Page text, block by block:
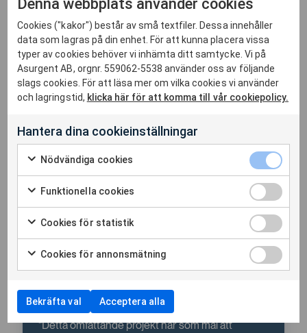
NCAB och Asurgent: Global
högteknologisk tillverkning
Som global tillverkare av högteknologiska mönsterkort
med verksamhet i över 25 länder ställer NCAB extremt
höga krav på säkerhet, driftstabilitet och dataintegritet.
säkerhetsövervakning och förbättra sin befintliga Mic...
Läs hela caset
långsiktig partner i vårt säkerhetsarbete
Mikael Gottfridsson, Director Cloud & Infrastructure på
NCAB
Detta omfattande projekt har som mål att
Denna webbplats använder cookies
Cookies ("kakor") består av små textfiler. Dessa innehåller
data som lagras på din enhet. För att kunna placera vissa
typer av cookies behöver vi inhämta ditt samtycke. Vi på
Asurgent AB, orgnr. 559062-5538 använder oss av följande
slags cookies. För att läsa mer om vilka cookies vi använder
och lagringstid, klicka här för att komma till vår cookiepolicy.
Hantera dina cookieinställningar
Nödvändiga cookies
Funktionella cookies
Cookies för statistik
Cookies för annonsmätning
Bekräfta val Acceptera alla